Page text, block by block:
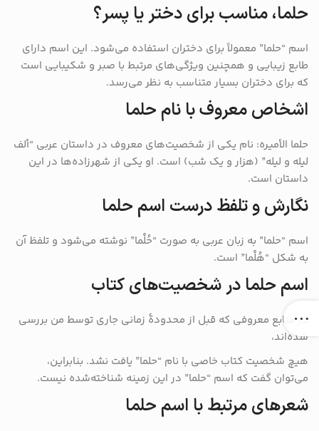
حلما، مناسب برای دختر یا پسر؟
اسم “حلما” معمولاً برای دختران استفاده می‌شود. این اسم دارای
طابع زیبایی و همچنین ویژگی‌های مرتبط با صبر و شکیبایی است
که برای دختران بسیار متناسب به نظر می‌رسد.
اشخاص معروف با نام حلما
حلما الأمیره: نام یکی از شخصیت‌های معروف در داستان عربی “ألف
لیله و لیله” (هزار و یک شب) است. او یکی از شهرزاده‌ها در این
داستان است.
نگارش و تلفظ درست اسم حلما
اسم “حلما” به زبان عربی به صورت “حُلْما” نوشته می‌شود و تلفظ آن
به شکل “هُلْما” است.
اسم حلما در شخصیت‌های کتاب
در منابع معروفی که قبل از محدودهٔ زمانی جاری توسط من بررسی
شده‌اند،
هیچ شخصیت کتاب خاصی با نام “حلما” یافت نشد. بنابراین،
می‌توان گفت که اسم “حلما” در این زمینه شناخته‌شده نیست.
شعرهای مرتبط با اسم حلما